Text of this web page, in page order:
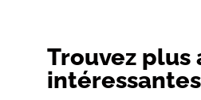
Trouvez plus
intéressantes